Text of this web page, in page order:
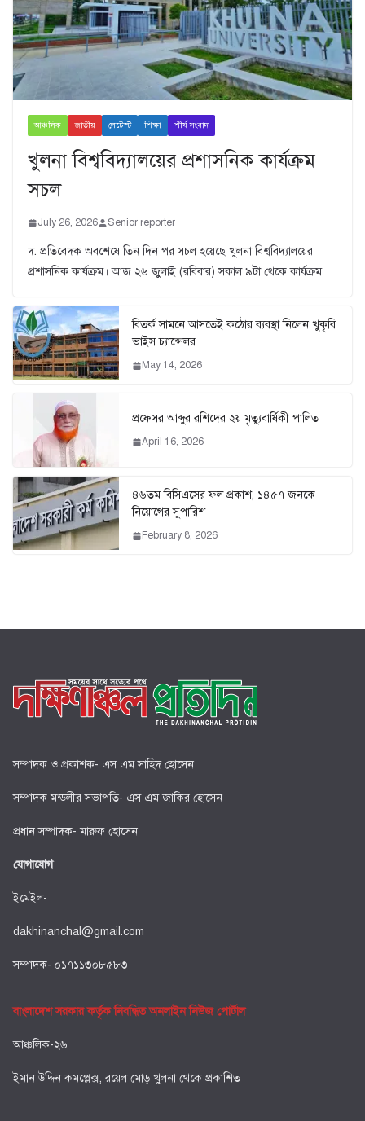
আঞ্চলিক জাতীয় লেটেস্ট শিক্ষা শীর্ষ সংবাদ
খুলনা বিশ্ববিদ্যালয়ের প্রশাসনিক কার্যক্রম
সচল
July 26, 2026 Senior reporter
দ. প্রতিবেদক অবশেষে তিন দিন পর সচল হয়েছে খুলনা বিশ্ববিদ্যালয়ের
প্রশাসনিক কার্যক্রম। আজ ২৬ জুুলাই (রবিবার) সকাল ৯টা থেকে কার্যক্রম
বিতর্ক সামনে আসতেই কঠোর ব্যবস্থা নিলেন খুকৃবি
ভাইস চ্যান্সেলর
May 14, 2026
প্রফেসর আব্দুর রশিদের ২য় মৃত্যুবার্ষিকী পালিত
April 16, 2026
৪৬তম বিসিএসের ফল প্রকাশ, ১৪৫৭ জনকে
নিয়োগের সুপারিশ
February 8, 2026
সম্পাদক ও প্রকাশক- এস এম সাহিদ হোসেন
সম্পাদক মন্ডলীর সভাপতি- এস এম জাকির হোসেন
প্রধান সম্পাদক- মারুফ হোসেন
যোগাযোগ
ইমেইল-
dakhinanchal@gmail.com
সম্পাদক- ০১৭১১৩০৮৫৮৩
বাংলাদেশ সরকার কর্তৃক নিবন্ধিত অনলাইন নিউজ পোর্টাল
আঞ্চলিক-২৬
ইমান উদ্দিন কমপ্লেক্স, রয়েল মোড় খুলনা থেকে প্রকাশিত